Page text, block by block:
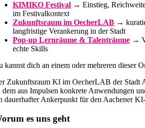
KIMIKO Festival → Einstieg,
im Festivalkontext
Zukunftsraum im OecherLAB→
langfristige Verankerung in der Stadt
Pop-up Lernräume & Talenträume →
echte Skills
kannst dich an einem oder mehreren dieser
Zukunftsraum KI im OecherLAB der Stadt
dem aus Impulsen konkrete Anwendungen
dauerhafter Ankerpunkt für den Aachener
es uns geht